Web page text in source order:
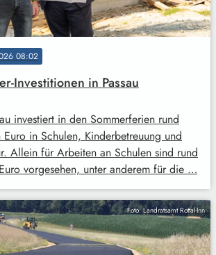
08:02
Investitionen in Passau
investiert in den Sommerferien rund
in Schulen, Kinderbetreuung und
Allein für Arbeiten an Schulen sind rund
vorgesehen, unter anderem für die …
Foto: Landratsamt Rottal-Inn